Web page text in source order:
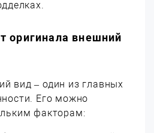
оригинала внешний
вид – один из главных
Его можно
факторам: